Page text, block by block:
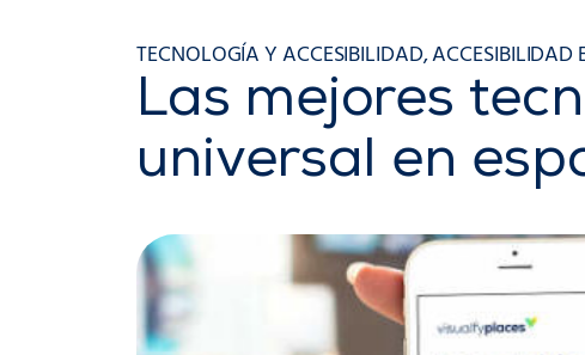
TECNOLOGÍA Y ACCESIBILIDAD,ACCESIBILIDAD
Las mejores
universal en